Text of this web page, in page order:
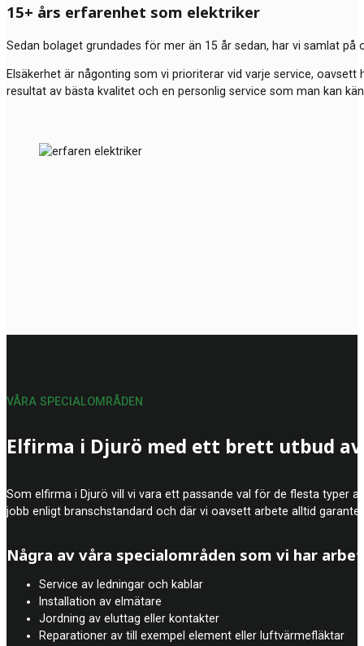
15+ års erfarenhet som elektriker
Sedan bolaget grundades för mer än 15 år sedan, har vi samlat
Elsäkerhet är någonting som vi prioriterar vid varje service,
resultat av bästa kvalitet och en personlig service som man kan
Elfirma i Djurö med ett brett utbud
Som elfirma i Djurö vill vi vara ett passande val för de flesta typer
jobb enligt branschstandard och där vi oavsett arbete alltid
VÅRA SPECIALOMRÅDEN
Några av våra specialområden som vi har
Service av ledningar och kablar
Installation av elmätare
Jordning av eluttag eller kontakter
Reparationer av till exempel element eller luftvärmefläktar